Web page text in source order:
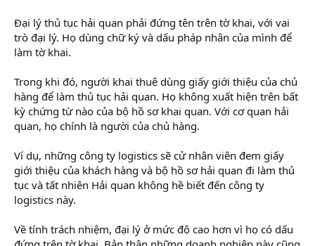
Đại lý thủ tục hải quan phải đứng tên trên tờ khai, với vai
trò đại lý. Họ dùng chữ ký và dấu pháp nhân của mình để
làm tờ khai.
Trong khi đó, người khai thuê dùng giấy giới thiệu của chủ
hàng để làm thủ tục hải quan. Họ không xuất hiện trên bất
kỳ chứng từ nào của bộ hồ sơ khai quan. Với cơ quan hải
quan, họ chính là người của chủ hàng.
Ví dụ, những công ty logistics sẽ cử nhân viên đem giấy
giới thiệu của khách hàng và bộ hồ sơ hải quan đi làm thủ
tục và tất nhiên Hải quan không hề biết đến công ty
logistics này.
Về tính trách nhiệm, đại lý ở mức độ cao hơn vì họ có dấu